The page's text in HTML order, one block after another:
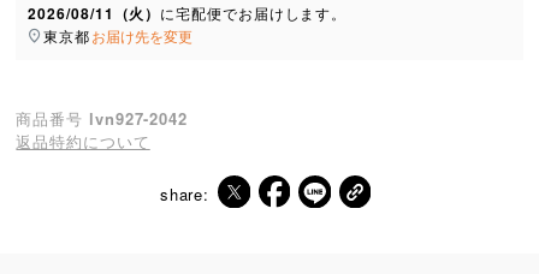
2026/08/11（火） に宅配便でお届けします。
東京都お届け先を変更
商品番号 lvn927-2042
返品特約について
share: